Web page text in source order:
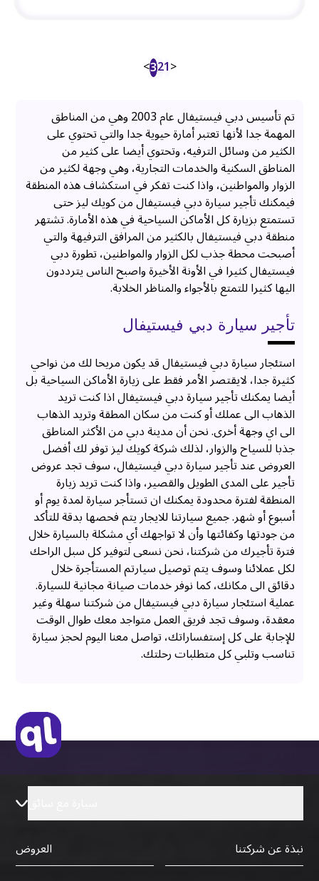
<
1
2
3
>
تم تأسيس دبي فيستيفال عام 2003 وهي من المناطق
المهمة جدا لأنها تعتبر أمارة حيوية جدا والتي تحتوي على
الكثير من وسائل الترفيه، وتحتوي أيضا على كثير من
المناطق السكنية والخدمات التجارية، وهي وجهة لكثير من
الزوار والمواطنين، واذا كنت تفكر في استكشاف هذه المنطقة
فيمكنك تأجير سيارة دبي فيستيفال من كويك ليز حتى
تستمتع بزيارة كل الأماكن السياحية في هذه الأمارة. تشتهر
منطقة دبي فيستيفال بالكثير من المرافق الترفيهة والتي
أصبحت محطة جذب لكل الزوار والمواطنين، تطورة دبي
فيستيفال كثيرا في الأونة الأخيرة واصبح الناس يترددون
اليها كثيرا للتمتع بالأجواء والمناظر الخلابة.
تأجير سيارة دبي فيستيفال
استئجار سيارة دبي فيستيفال قد يكون مريحا لك من نواحي
كثيرة جدا، لايقتصر الأمر فقط على زيارة الأماكن السياحية بل
أيضا يمكنك تأجير سيارة دبي فيستيفال اذا كنت تريد
الذهاب الى عملك أو كنت من سكان المطقة وتريد الذهاب
الى اي وجهة أخرى. نحن أن مدينة دبي من الأكثر المناطق
جذبا للسياح والزوار، لذلك شركة كويك ليز توفر لك أفضل
العروض عند تأجير سيارة دبي فيستيفال، سوف تجد عروض
تأجير على المدى الطويل والقصير، واذا كنت تريد زيارة
المنطقة لفترة محدودة يمكنك ان تستأجر سيارة لمدة يوم أو
أسبوع أو شهر. جميع سيارتنا للايجار يتم فحصها بدقة للتأكد
من جودتها وكفائتها وأن لا تواجهك أي مشكلة بالسيارة خلال
فترة تأجيرك من شركتنا، نحن نسعى لتوفير كل سبل الراحك
لكل عملائنا وسوف يتم توصيل سيارتم المستأجرة خلال
دقائق الى مكانك، كما نوفر خدمات صيانة مجانية للسيارة.
عملية استئجار سيارة دبي فيستيفال من شركتنا سهلة وغير
معقدة، وسوف تجد فريق العمل متواجد معك طوال الوقت
للإجابة على كل إستفساراتك، تواصل معنا اليوم لحجز سيارة
تناسب وتلبي كل متطلبات رحلتك.
نبذة عن شركتنا
العروض